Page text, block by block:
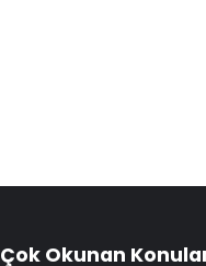
Çok Okunan